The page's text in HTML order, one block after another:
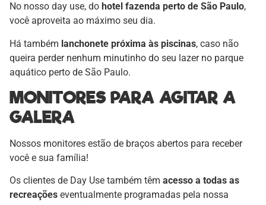
No nosso day use, do hotel fazenda perto de São Paulo,
você aproveita ao máximo seu dia.
Há também lanchonete próxima às piscinas, caso não
queira perder nenhum minutinho do seu lazer no parque
aquático perto de São Paulo.
MONITORES PARA AGITAR A
GALERA
Nossos monitores estão de braços abertos para receber
você e sua família!
Os clientes de Day Use também têm acesso a todas as
recreações eventualmente programadas pela nossa